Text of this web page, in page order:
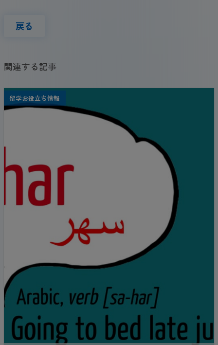
戻る
関連する記事
留学お役立ち情報